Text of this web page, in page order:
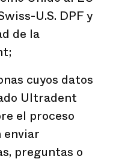
U.S. DPF y
de la
cuyos datos
Ultradent
el proceso
enviar
preguntas o